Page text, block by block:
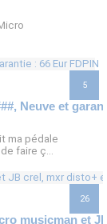
5
ma pédale
faire ç...
26